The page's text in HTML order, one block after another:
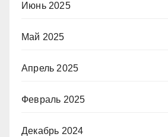
Июнь 2025
Май 2025
Апрель 2025
Февраль 2025
Декабрь 2024